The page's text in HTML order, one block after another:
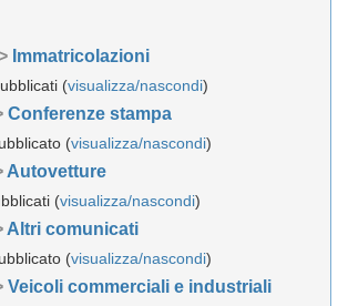
Immatricolazioni
(visualizza/nascondi)
Conferenze stampa
(visualizza/nascondi)
Autovetture
(visualizza/nascondi)
Altri comunicati
(visualizza/nascondi)
Veicoli commerciali e industriali